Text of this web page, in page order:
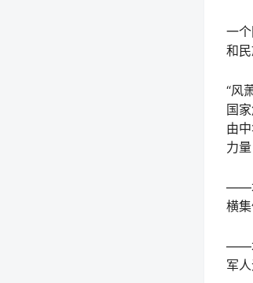
一
和
“风
国
由
力
——
横集
——
军